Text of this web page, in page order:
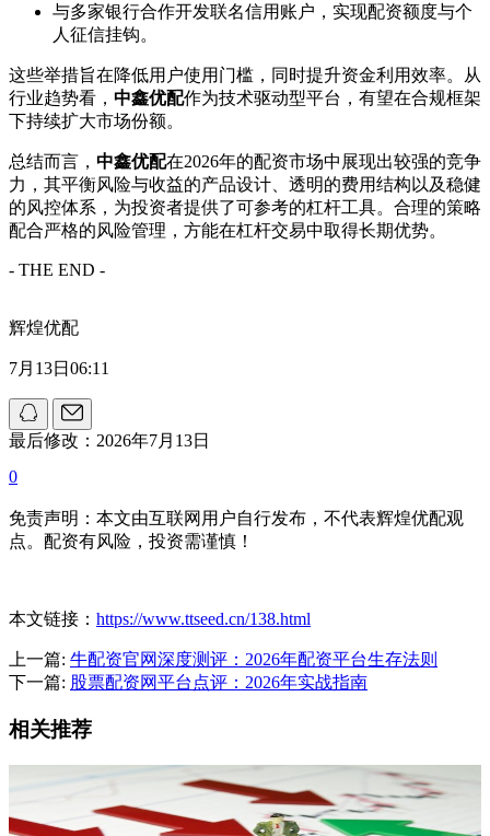
与多家银行合作开发联名信用账户，实现配资额度与个
人征信挂钩。
这些举措旨在降低用户使用门槛，同时提升资金利用效率。从
行业趋势看， 中鑫优配作为技术驱动型平台，有望在合规框架
下持续扩大市场份额。
总结而言， 中鑫优配在2026年的配资市场中展现出较强的竞争
力，其平衡风险与收益的产品设计、透明的费用结构以及稳健
的风控体系，为投资者提供了可参考的杠杆工具。合理的策略
配合严格的风险管理，方能在杠杆交易中取得长期优势。
- THE END -
辉煌优配
7月13日06:11
最后修改：2026年7月13日
0
免责声明：本文由互联网用户自行发布，不代表辉煌优配观
点。配资有风险，投资需谨慎！
本文链接： https://www.ttseed.cn/138.html
上一篇: 牛配资官网深度测评：2026年配资平台生存法则
下一篇: 股票配资网平台点评：2026年实战指南
相关推荐